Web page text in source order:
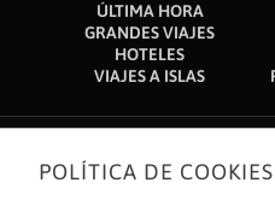
ÚLTIMA HORA
GRANDES VIAJES
HOTELES
VIAJES A ISLAS
Sobre nosotros
POLÍTICA DE COOKIES